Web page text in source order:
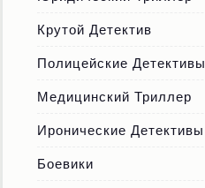
Крутой Детектив
Полицейские Детективы
Медицинский Триллер
Иронические Детективы
Боевики